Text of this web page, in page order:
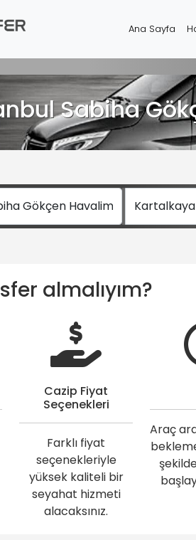
Ana Sayfa
Sabiha
almalıyım?
Cazip Fiyat
Seçenekleri
Farklı fiyat
seçenekleriyle
yüksek kaliteli bir
seyahat hizmeti
alacaksınız.
Araç